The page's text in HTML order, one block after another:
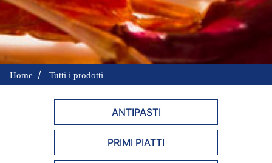
Home Tutti i prodotti
ANTIPASTI
PRIMI PIATTI